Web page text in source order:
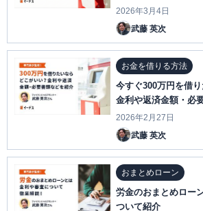
2026年3月4日
武藤 英次
お金を借りる方法
今すぐ300万円を借
金利や返済金額・必
2026年2月27日
武藤 英次
おまとめローン
労金のおまとめロー
ついて紹介